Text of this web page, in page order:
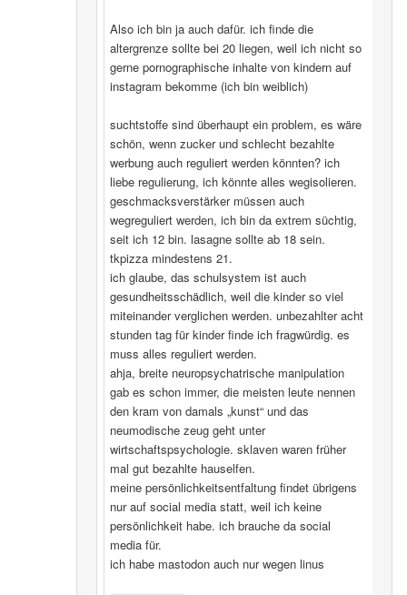
Also ich bin ja auch dafür. ich finde die
altergrenze sollte bei 20 liegen, weil ich nicht so
gerne pornographische inhalte von kindern auf
instagram bekomme (ich bin weiblich)
suchtstoffe sind überhaupt ein problem, es wäre
schön, wenn zucker und schlecht bezahlte
werbung auch reguliert werden könnten? ich
liebe regulierung, ich könnte alles wegisolieren.
geschmacksverstärker müssen auch
wegreguliert werden, ich bin da extrem süchtig,
seit ich 12 bin. lasagne sollte ab 18 sein.
tkpizza mindestens 21.
ich glaube, das schulsystem ist auch
gesundheitsschädlich, weil die kinder so viel
miteinander verglichen werden. unbezahlter acht
stunden tag für kinder finde ich fragwürdig. es
muss alles reguliert werden.
ahja, breite neuropsychatrische manipulation
gab es schon immer, die meisten leute nennen
den kram von damals „kunst“ und das
neumodische zeug geht unter
wirtschaftspsychologie. sklaven waren früher
mal gut bezahlte hauselfen.
meine persönlichkeitsentfaltung findet übrigens
nur auf social media statt, weil ich keine
persönlichkeit habe. ich brauche da social
media für.
ich habe mastodon auch nur wegen linus